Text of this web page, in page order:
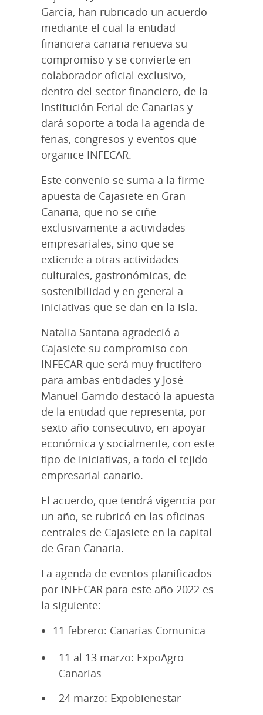
García, han rubricado un acuerdo
mediante el cual la entidad
financiera canaria renueva su
compromiso y se convierte en
colaborador oficial exclusivo,
dentro del sector financiero, de la
Institución Ferial de Canarias y
dará soporte a toda la agenda de
ferias, congresos y eventos que
organice INFECAR.
Este convenio se suma a la firme
apuesta de Cajasiete en Gran
Canaria, que no se ciñe
exclusivamente a actividades
empresariales, sino que se
extiende a otras actividades
culturales, gastronómicas, de
sostenibilidad y en general a
iniciativas que se dan en la isla.
Natalia Santana agradeció a
Cajasiete su compromiso con
INFECAR que será muy fructífero
para ambas entidades y José
Manuel Garrido destacó la apuesta
de la entidad que representa, por
sexto año consecutivo, en apoyar
económica y socialmente, con este
tipo de iniciativas, a todo el tejido
empresarial canario.
El acuerdo, que tendrá vigencia por
un año, se rubricó en las oficinas
centrales de Cajasiete en la capital
de Gran Canaria.
La agenda de eventos planificados
por INFECAR para este año 2022 es
la siguiente:
11 febrero: Canarias Comunica
11 al 13 marzo: ExpoAgro
Canarias
24 marzo: Expobienestar